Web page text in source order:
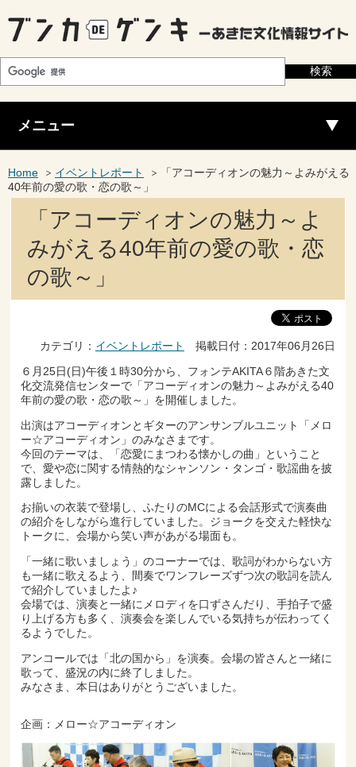
メニュー
Home イベントレポート
「アコーディオンの魅力～よみがえる
40年前の愛の歌・恋の歌～」
「アコーディオンの魅力～よ
みがえる40年前の愛の歌・恋
の歌～」
カテゴリ： イベントレポート 掲載日付：2017年06月26日
６月25日(日)午後１時30分から、フォンテAKITA６階あきた文
化交流発信センターで「アコーディオンの魅力～よみがえる40
年前の愛の歌・恋の歌～」を開催しました。
出演はアコーディオンとギターのアンサンブルユニット「メロ
ー☆アコーディオン」のみなさまです。
今回のテーマは、「恋愛にまつわる懐かしの曲」ということ
で、愛や恋に関する情熱的なシャンソン・タンゴ・歌謡曲を披
露しました。
お揃いの衣装で登場し、ふたりのMCによる会話形式で演奏曲
の紹介をしながら進行していました。ジョークを交えた軽快な
トークに、会場から笑い声があがる場面も。
「一緒に歌いましょう」のコーナーでは、歌詞がわからない方
も一緒に歌えるよう、間奏でワンフレーズずつ次の歌詞を読ん
で紹介していましたよ♪
会場では、演奏と一緒にメロディを口ずさんだり、手拍子で盛
り上げる方も多く、演奏会を楽しんでいる気持ちが伝わってく
るようでした。
アンコールでは「北の国から」を演奏。会場の皆さんと一緒に
歌って、盛況の内に終了しました。
みなさま、本日はありがとうございました。
企画：メロー☆アコーディオン